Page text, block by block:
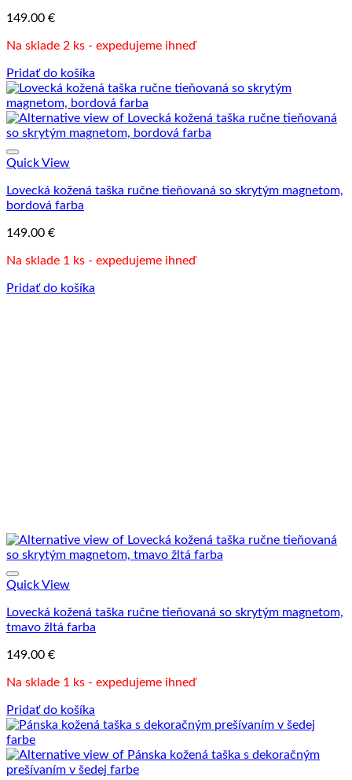
149.00 €
Na sklade 2 ks - expedujeme ihneď
Pridať do košíka
Quick View
Lovecká kožená taška ručne tieňovaná so skrytým magnetom,
bordová farba
149.00 €
Na sklade 1 ks - expedujeme ihneď
Pridať do košíka
Quick View
Lovecká kožená taška ručne tieňovaná so skrytým magnetom,
tmavo žltá farba
149.00 €
Na sklade 1 ks - expedujeme ihneď
Pridať do košíka